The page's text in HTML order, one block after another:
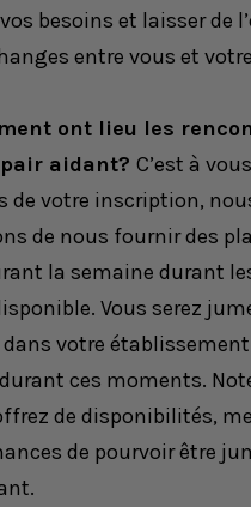
besoins et laisser de
entre vous et
ont lieu les
aidant? C’est à
de votre inscription,
de nous fournir des
la semaine durant
Vous serez
votre
ces moments.
de disponibilités,
de pourvoir être